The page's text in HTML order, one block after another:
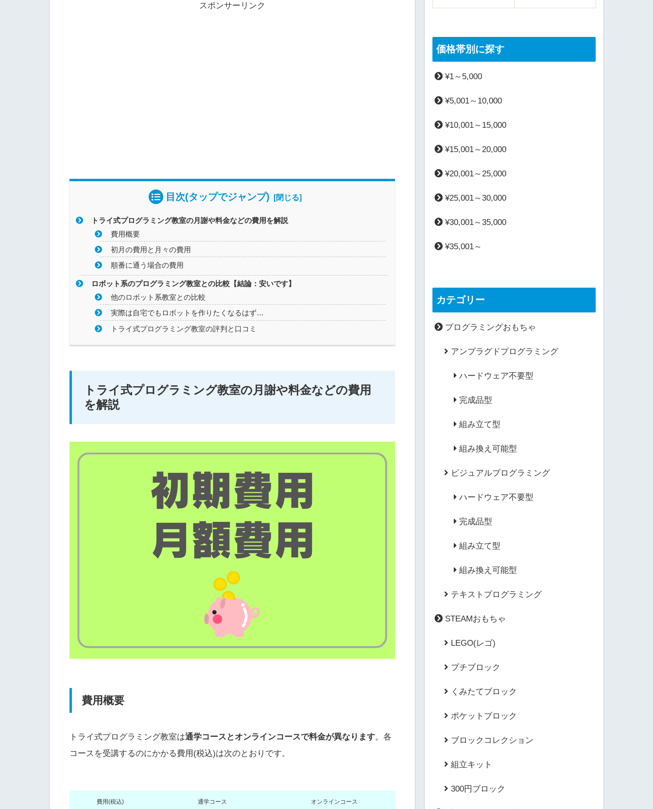
スポンサーリンク
目次(タップでジャンプ)
トライ式プログラミング教室の月謝や料金などの費用を解説
費用概要
初月の費用と月々の費用
順番に通う場合の費用
ロボット系のプログラミング教室との比較【結論：安いです】
他のロボット系教室との比較
実際は自宅でもロボットを作りたくなるはず…
トライ式プログラミング教室の評判と口コミ
トライ式プログラミング教室の月謝や料金などの費用
を解説
費用概要
トライ式プログラミング教室は通学コースとオンラインコースで料金が異なります。各
コースを受講するのにかかる費用(税込)は次のとおりです。
費用(税込) 通学コース オンラインコース
価格帯別に探す
¥1～5,000
¥5,001～10,000
¥10,001～15,000
¥15,001～20,000
¥20,001～25,000
¥25,001～30,000
¥30,001～35,000
¥35,001～
カテゴリー
プログラミングおもちゃ
アンプラグドプログラミング
ハードウェア不要型
完成品型
組み立て型
組み換え可能型
ビジュアルプログラミング
ハードウェア不要型
完成品型
組み立て型
組み換え可能型
テキストプログラミング
STEAMおもちゃ
LEGO(レゴ)
プチブロック
くみたてブロック
ポケットブロック
ブロックコレクション
組立キット
300円ブロック